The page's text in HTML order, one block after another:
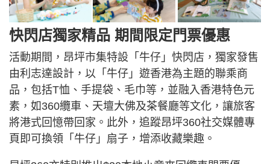
快閃店獨家精品 期間限定門票優惠
活動期間，昂坪市集特設「牛仔」快閃店，獨家發售
由利志達設計，以「牛仔」遊香港為主題的聯乘商
品，包括T恤、手提袋、毛巾等，並融入香港特色元
素，如360纜車、天壇大佛及茶餐廳等文化，讓旅客
將港式回憶帶回家。此外，追蹤昂坪360社交媒體專
頁即可換領「牛仔」扇子，增添收藏樂趣。